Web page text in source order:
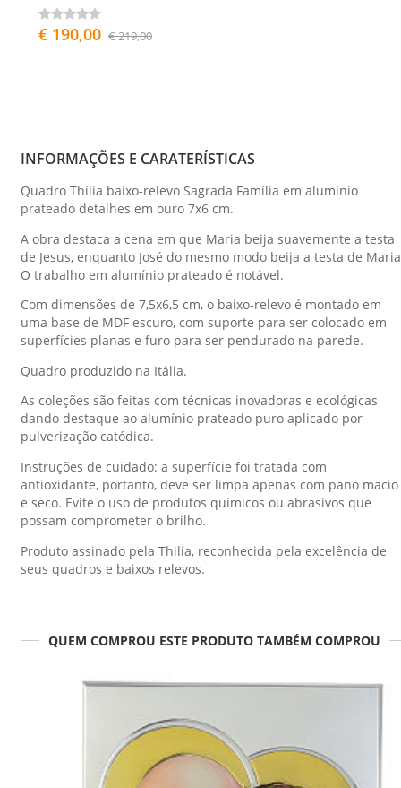
€ 190,00 € 219,00
INFORMAÇÕES E CARATERÍSTICAS
Quadro Thilia baixo-relevo Sagrada Família em alumínio
prateado detalhes em ouro 7x6 cm.
A obra destaca a cena em que Maria beija suavemente a testa
de Jesus, enquanto José do mesmo modo beija a testa de
O trabalho em alumínio prateado é notável.
Com dimensões de 7,5x6,5 cm, o baixo-relevo é montado em
uma base de MDF escuro, com suporte para ser colocado em
superfícies planas e furo para ser pendurado na parede.
Quadro produzido na Itália.
As coleções são feitas com técnicas inovadoras e ecológicas
dando destaque ao alumínio prateado puro aplicado por
pulverização catódica.
Instruções de cuidado: a superfície foi tratada com
antioxidante, portanto, deve ser limpa apenas com pano macio
e seco. Evite o uso de produtos químicos ou abrasivos que
possam comprometer o brilho.
Produto assinado pela Thilia, reconhecida pela excelência de
seus quadros e baixos relevos.
QUEM COMPROU ESTE PRODUTO TAMBÉM COMPROU